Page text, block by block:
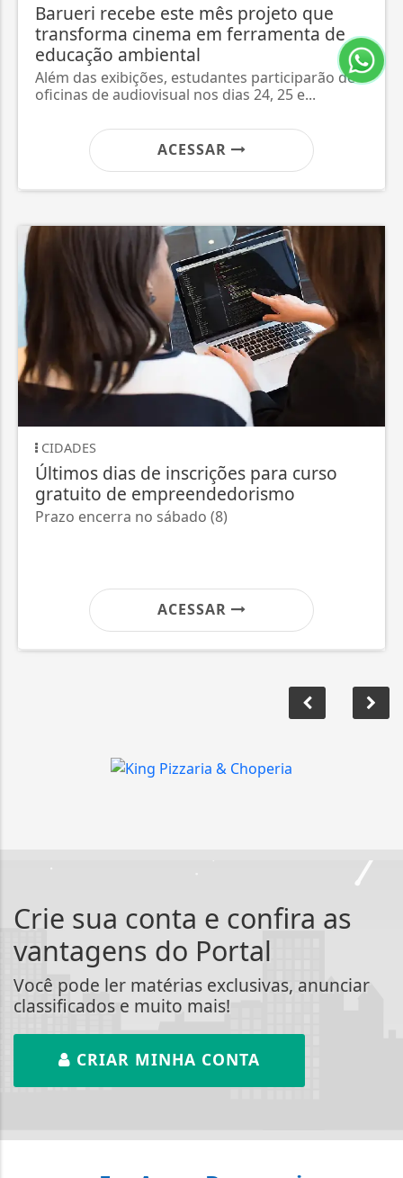
Barueri recebe este mês projeto que
transforma cinema em ferramenta de
educação ambiental
Além das exibições, estudantes participarão de
oficinas de audiovisual nos dias 24, 25 e...
ACESSAR
CIDADES
Últimos dias de inscrições para curso
gratuito de empreendedorismo
Prazo encerra no sábado (8)
ACESSAR
Crie sua conta e confira as
vantagens do Portal
Você pode ler matérias exclusivas, anunciar
classificados e muito mais!
CRIAR MINHA CONTA